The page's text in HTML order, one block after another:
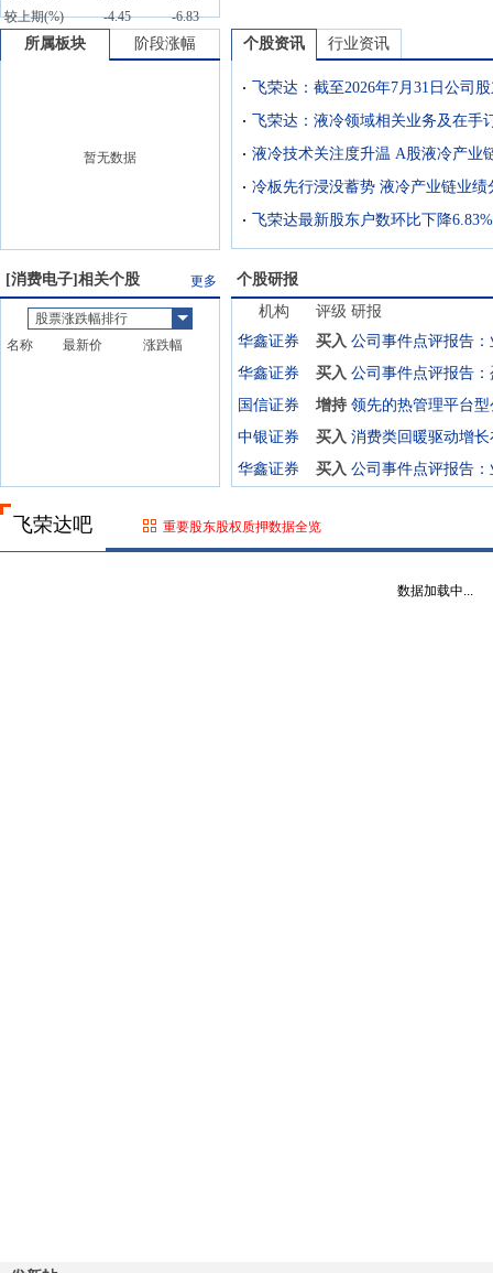
较上期(%)
-4.45 -6.83
所属板块 阶段涨幅
暂无数据
个股资讯 行业资讯
冷板先行浸没蓄势 液冷产业链业绩
飞荣达最新股东户数环比下降6.83%
[消费电子]相关个股 更多
股票涨跌幅排行
名称
最新价 涨跌幅
个股研报
机构
评级 研报
华鑫证券
买入
华鑫证券
买入
国信证券
增持
中银证券
买入
华鑫证券
买入
飞荣达吧 重要股东股权质押数据全览